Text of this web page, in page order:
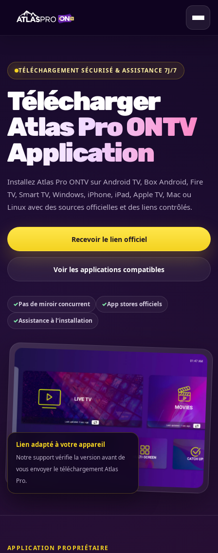
TÉLÉCHARGEMENT SÉCURISÉ & ASSISTANCE 7J/7
Télécharger
Atlas Pro ONTV
Application
Installez Atlas Pro ONTV sur Android TV, Box Android, Fire
TV, Smart TV, Windows, iPhone, iPad, Apple TV, Mac ou
Linux avec des sources officielles et des liens contrôlés.
Recevoir le lien officiel
Voir les applications compatibles
✓Pas de miroir concurrent ✓App stores officiels
✓Assistance à l’installation
Lien adapté à votre appareil
Notre support vérifie la version avant de
vous envoyer le téléchargement Atlas
Pro.
APPLICATION PROPRIÉTAIRE